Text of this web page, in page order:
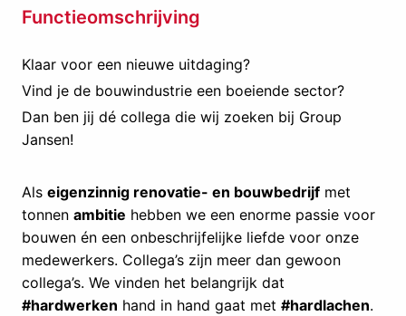
Functieomschrijving
Klaar voor een nieuwe uitdaging?
Vind je de bouwindustrie een boeiende sector?
Dan ben jij dé collega die wij zoeken bij Group
Jansen!
Als eigenzinnig renovatie- en bouwbedrijf met
tonnen ambitie hebben we een enorme passie voor
bouwen én een onbeschrijfelijke liefde voor onze
medewerkers. Collega’s zijn meer dan gewoon
collega’s. We vinden het belangrijk dat
#hardwerken hand in hand gaat met #hardlachen.